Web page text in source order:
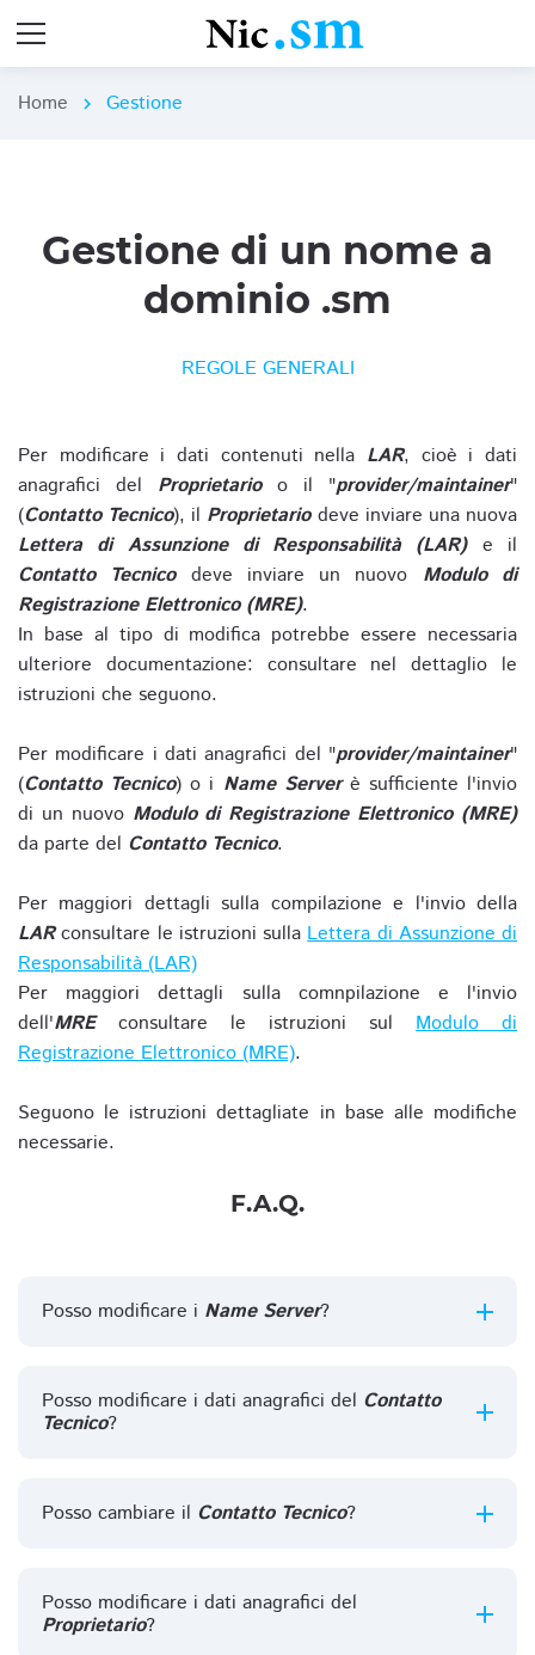
Home chevron_right Gestione
Gestione di un nome a
dominio .sm
REGOLE GENERALI
Per modificare i dati contenuti nella LAR, cioè i dati
anagrafici del Proprietarioo il "provider/maintainer"
(Contatto Tecnico), il Proprietariodeve inviare una nuova
Lettera di Assunzione di Responsabilità (LAR)e il
Contatto Tecnicodeve inviare un nuovo Modulo di
Registrazione Elettronico (MRE).
In base al tipo di modifica potrebbe essere necessaria
ulteriore documentazione: consultare nel dettaglio le
istruzioni che seguono.
Per modificare i dati anagrafici del "provider/maintainer"
(Contatto Tecnico) o i Name Serverè sufficiente l'invio
di un nuovo Modulo di Registrazione Elettronico (MRE)
da parte del Contatto Tecnico.
Per maggiori dettagli sulla compilazione e l'invio della
LARconsultare le istruzioni sullaLettera di Assunzione di
Responsabilità (LAR)
Per maggiori dettagli sulla comnpilazione e l'invio
dell'MREconsultare le istruzioni sul Modulo di
Registrazione Elettronico (MRE).
Seguono le istruzioni dettagliate in base alle modifiche
necessarie.
F.A.Q.
Posso modificare i Name Server?
Posso modificare i dati anagrafici del Contatto
Tecnico?
Posso cambiare il Contatto Tecnico?
Posso modificare i dati anagrafici del
Proprietario?